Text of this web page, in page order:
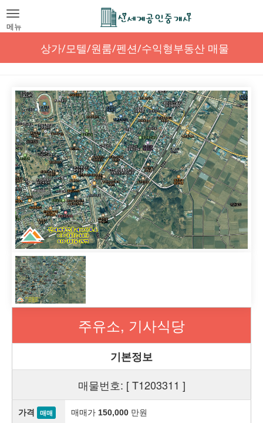
Toggle
navigation
메뉴
상가/모텔/원룸/펜션/수익형부동산 매물
주유소, 기사식당
기본정보
매물번호: [ T1203311 ]
가격 매매 매매가 150,000 만원